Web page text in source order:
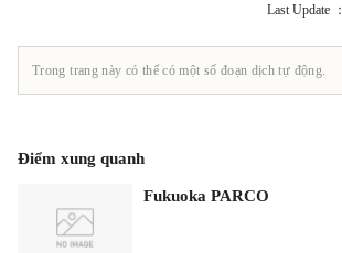
Last Update ：
Trong trang này có thể có một số đoạn dịch tự động.
Điểm xung quanh
Fukuoka PARCO